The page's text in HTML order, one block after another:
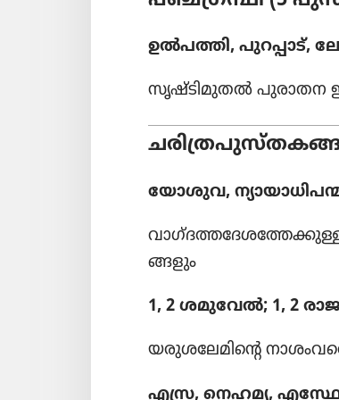
ഉൽപത്തി, പുറപ്പാ​ട്‌,
സൃഷ്ടി​മു​തൽ പുരാതന
യോശുവ,
ങ്ങ​ളും
1, 2 ശമുവേൽ; 1, 2
യരുശ​ലേ​മി​ന്റെ
എസ്ര, നെഹമ്യ,